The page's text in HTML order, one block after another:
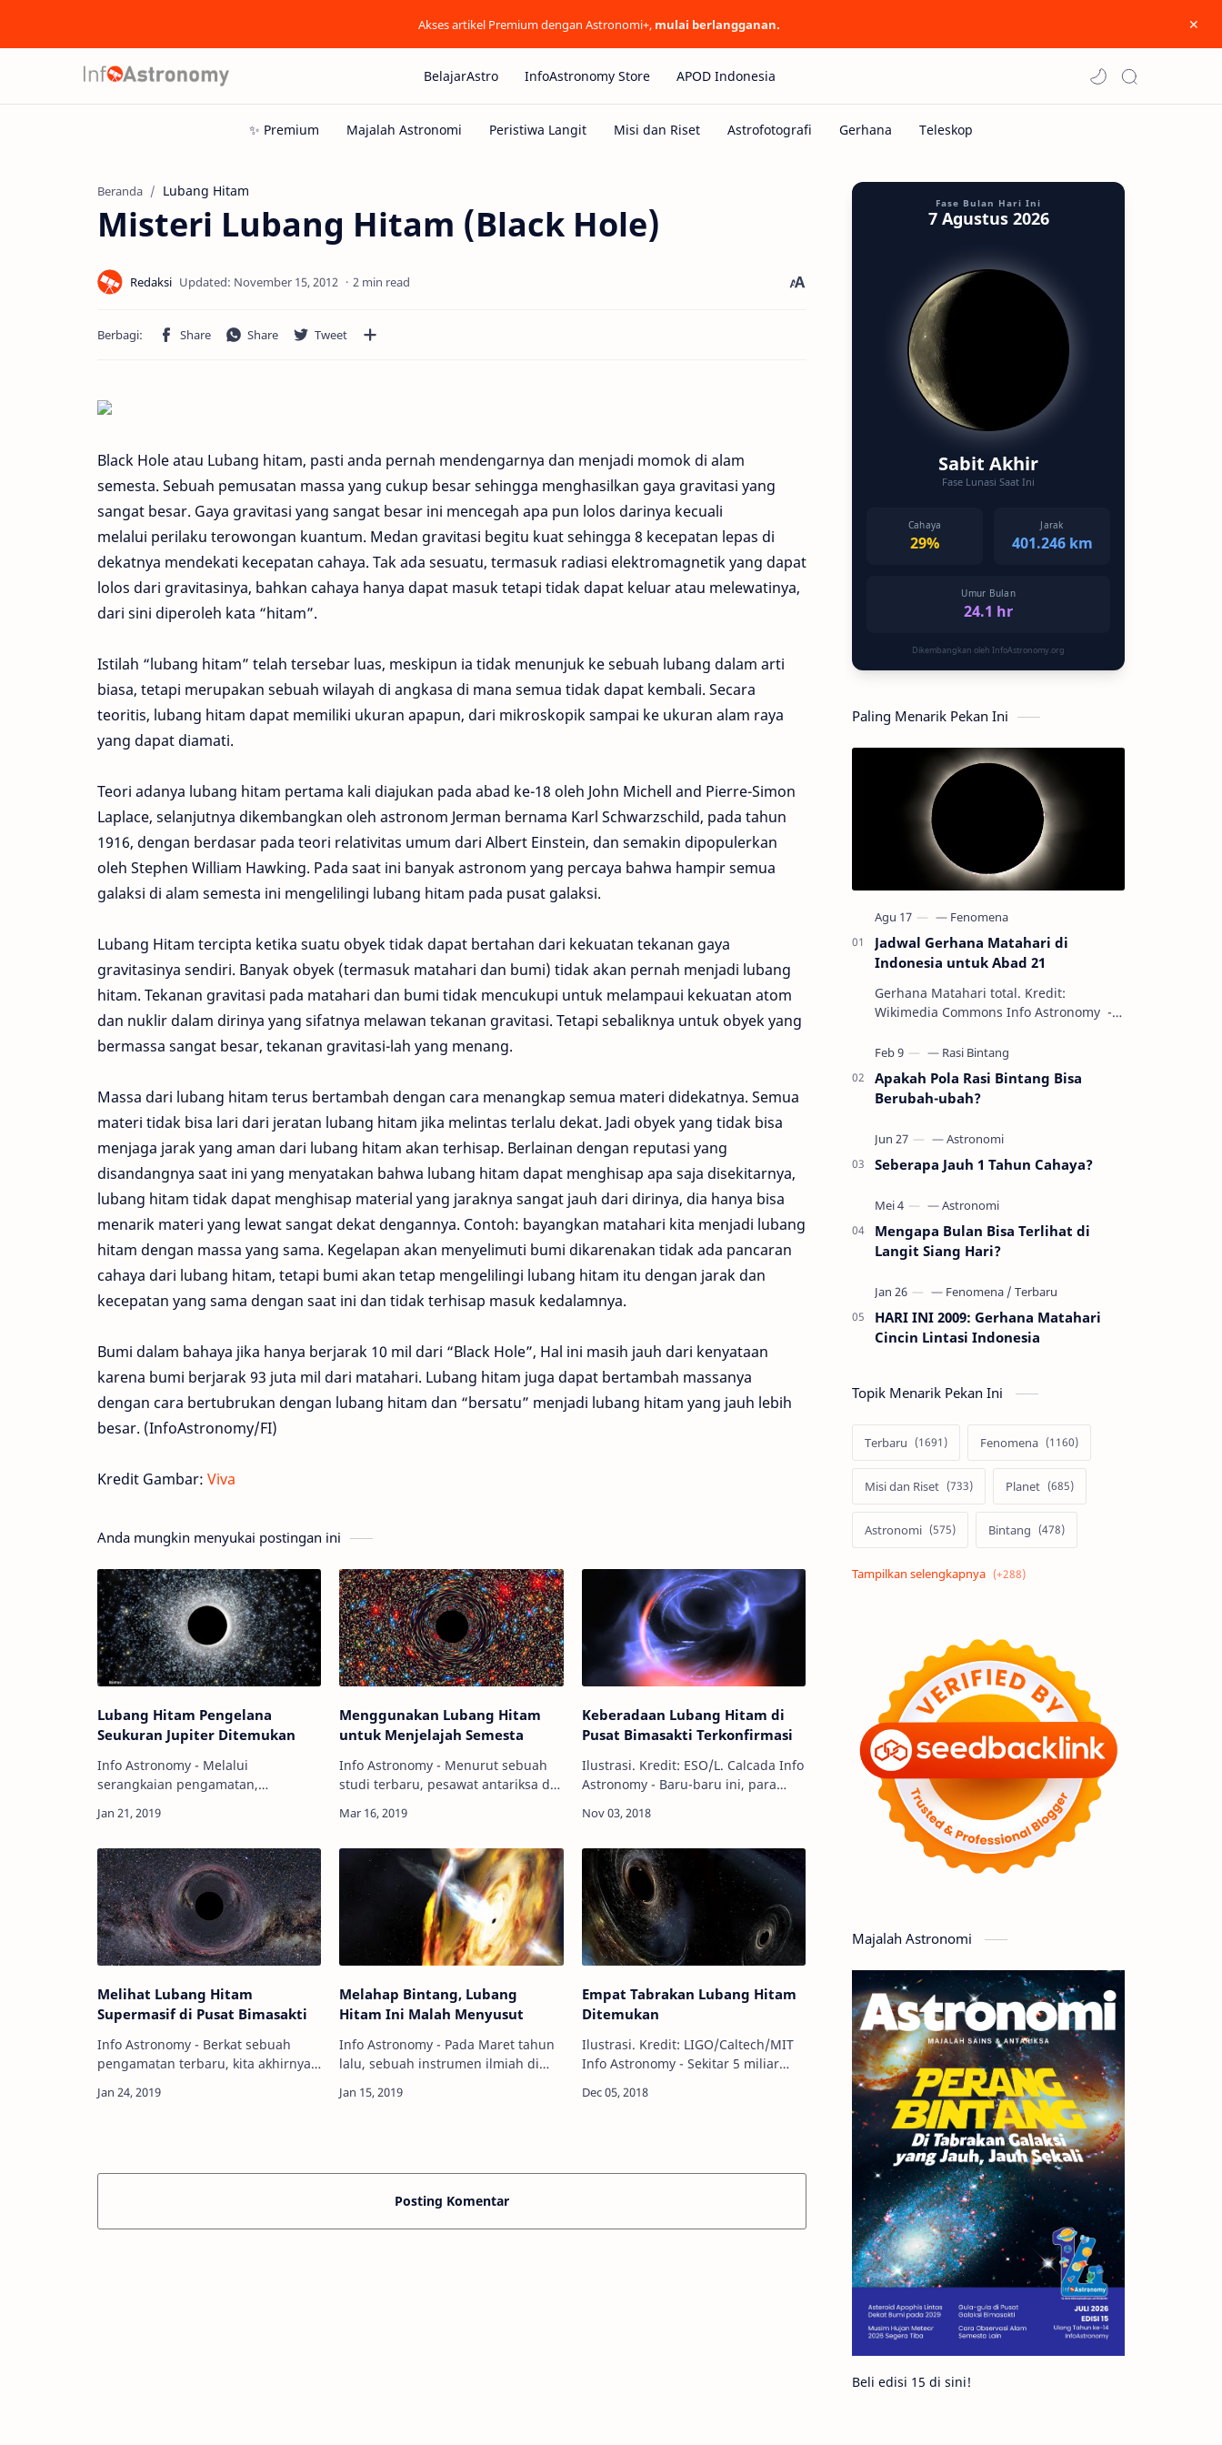
Akses artikel Premium dengan Astronomi+, mulai berlangganan.
BelajarAstro InfoAstronomy Store APOD Indonesia
Beranda Lubang Hitam
Misteri Lubang Hitam (Black Hole)
2 min read
Black Hole atau Lubang hitam, pasti anda pernah mendengarnya dan menjadi momok di alam
semesta. Sebuah pemusatan massa yang cukup besar sehingga menghasilkan gaya gravitasi yang
sangat besar. Gaya gravitasi yang sangat besar ini mencegah apa pun lolos darinya kecuali
melalui perilaku terowongan kuantum. Medan gravitasi begitu kuat sehingga 8 kecepatan lepas di
dekatnya mendekati kecepatan cahaya. Tak ada sesuatu, termasuk radiasi elektromagnetik yang dapat
lolos dari gravitasinya, bahkan cahaya hanya dapat masuk tetapi tidak dapat keluar atau melewatinya,
dari sini diperoleh kata “hitam”.
Istilah “lubang hitam” telah tersebar luas, meskipun ia tidak menunjuk ke sebuah lubang dalam arti
biasa, tetapi merupakan sebuah wilayah di angkasa di mana semua tidak dapat kembali. Secara
teoritis, lubang hitam dapat memiliki ukuran apapun, dari mikroskopik sampai ke ukuran alam raya
yang dapat diamati.
Teori adanya lubang hitam pertama kali diajukan pada abad ke-18 oleh John Michell and Pierre-Simon
Laplace, selanjutnya dikembangkan oleh astronom Jerman bernama Karl Schwarzschild, pada tahun
1916, dengan berdasar pada teori relativitas umum dari Albert Einstein, dan semakin dipopulerkan
oleh Stephen William Hawking. Pada saat ini banyak astronom yang percaya bahwa hampir semua
galaksi di alam semesta ini mengelilingi lubang hitam pada pusat galaksi.
Lubang Hitam tercipta ketika suatu obyek tidak dapat bertahan dari kekuatan tekanan gaya
gravitasinya sendiri. Banyak obyek (termasuk matahari dan bumi) tidak akan pernah menjadi lubang
hitam. Tekanan gravitasi pada matahari dan bumi tidak mencukupi untuk melampaui kekuatan atom
dan nuklir dalam dirinya yang sifatnya melawan tekanan gravitasi. Tetapi sebaliknya untuk obyek yang
bermassa sangat besar, tekanan gravitasi-lah yang menang.
Massa dari lubang hitam terus bertambah dengan cara menangkap semua materi didekatnya. Semua
materi tidak bisa lari dari jeratan lubang hitam jika melintas terlalu dekat. Jadi obyek yang tidak bisa
menjaga jarak yang aman dari lubang hitam akan terhisap. Berlainan dengan reputasi yang
disandangnya saat ini yang menyatakan bahwa lubang hitam dapat menghisap apa saja disekitarnya,
lubang hitam tidak dapat menghisap material yang jaraknya sangat jauh dari dirinya, dia hanya bisa
menarik materi yang lewat sangat dekat dengannya. Contoh: bayangkan matahari kita menjadi lubang
hitam dengan massa yang sama. Kegelapan akan menyelimuti bumi dikarenakan tidak ada pancaran
cahaya dari lubang hitam, tetapi bumi akan tetap mengelilingi lubang hitam itu dengan jarak dan
kecepatan yang sama dengan saat ini dan tidak terhisap masuk kedalamnya.
Bumi dalam bahaya jika hanya berjarak 10 mil dari “Black Hole”, Hal ini masih jauh dari kenyataan
karena bumi berjarak 93 juta mil dari matahari. Lubang hitam juga dapat bertambah massanya
dengan cara bertubrukan dengan lubang hitam dan “bersatu” menjadi lubang hitam yang jauh lebih
besar. (InfoAstronomy/FI)
Kredit Gambar: Viva
Anda mungkin menyukai postingan ini
Lubang Hitam Pengelana
Seukuran Jupiter Ditemukan
Info Astronomy - Melalui
serangkaian pengamatan,
menemukan bukti keberadaan
Jupiter yang berkeliaran di galaksi
Bimasa…
Menggunakan Lubang Hitam
untuk Menjelajah Semesta
Info Astronomy - Menurut sebuah
studi terbaru, pesawat antariksa di
memanfaatkan sebuah lubang
untuk menjelajahi bin…
Keberadaan Lubang Hitam di
Pusat Bimasakti Terkonfirmasi
Ilustrasi. Kredit: ESO/L. Calcada Info
Astronomy - Baru-baru ini, para
bahwa objek besar yang berada di
Melihat Lubang Hitam
Supermasif di Pusat Bimasakti
Info Astronomy - Berkat sebuah
pengamatan terbaru, kita akhirnya
lubang hitam supermasif yang
Melahap Bintang, Lubang
Hitam Ini Malah Menyusut
Info Astronomy - Pada Maret tahun
lalu, sebuah instrumen ilmiah di
mendeteksi ledakan besar sinar-X
Empat Tabrakan Lubang Hitam
Ditemukan
Ilustrasi. Kredit: LIGO/Caltech/MIT
Info Astronomy - Sekitar 5 miliar
jauh, jauh sekali, dua lubang hitam
Posting Komentar
Fase Bulan Hari Ini
7 Agustus 2026
Sabit Akhir
Fase Lunasi Saat Ini
Cahaya
29%
Jarak
401.246 km
Umur Bulan
24.1 hr
Dikembangkan oleh InfoAstronomy.org
Paling Menarik Pekan Ini
Jadwal Gerhana Matahari di
Indonesia untuk Abad 21
Gerhana Matahari total. Kredit:
Wikimedia Commons Info Astronomy -
gerhana Matahari akan terjadi sebanyak
22…
Apakah Pola Rasi Bintang Bisa
Berubah-ubah?
Seberapa Jauh 1 Tahun Cahaya?
Mengapa Bulan Bisa Terlihat di
Langit Siang Hari?
HARI INI 2009: Gerhana Matahari
Cincin Lintasi Indonesia
Topik Menarik Pekan Ini
Terbaru Fenomena
Misi dan Riset Planet
Astronomi Bintang
Alam semesta Galaksi
Tata Surya
Hype Astronot
Asteroid Observasi
Premium Komet
Penelitian
Satelit
Aurora Supernova
Nebula Sponsored
Matahari Featured
Mars Planet Katai
GMT 2016 History
Hoax Bima Sakti
Meteor Gerhana
Komet ISON Jupiter
Planet Kerdil Bumi
Pengetahuan Berita
Majalah Astronomi
Beli edisi 15 di sini!